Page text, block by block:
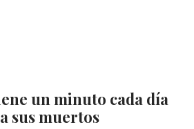
un minuto cada día
sus muertos